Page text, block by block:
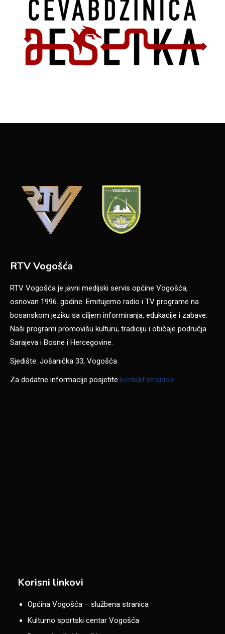
RTV Vogošća
RTV Vogošća je javni medijski servis općine Vogošća,
osnovan 1996. godine. Emitujemo radio i TV programe na
bosanskom jeziku sa ciljem informiranja, edukacije i zabave.
Naši programi promovišu kulturu, tradiciju i običaje područja
Sarajeva i Bosne i Hercegovine.
Sjedište: Jošanička 33, Vogošća
Za dodatne informacije posjetite kontakt stranicu.
Korisni linkovi
Općina Vogošća – službena stranica
Kulturno sportski centar Vogošća